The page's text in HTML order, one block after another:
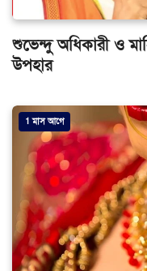
শুভেন্দু অধিকারী ও
উপহার
1 মাস আগে